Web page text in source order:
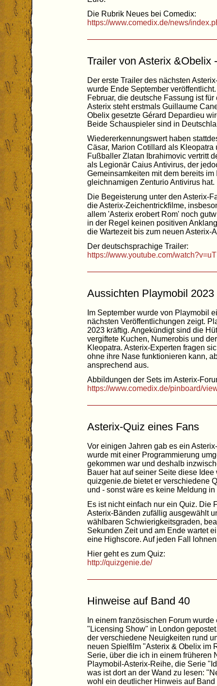
Die Rubrik Neues bei Comedix:
https://www.comedix.de/news/
Trailer von Asterix &Obelix
Der erste Trailer des nächsten
wurde Ende September
Februar, die deutsche Fassung ist
Asterix steht erstmals Guillaume
Obelix gesetzte Gérard Depardieu
Beide Schauspieler sind in
Wiedererkennungswert haben
Cäsar, Marion Cotillard als
Fußballer Zlatan Ibrahimovic vertritt
als Legionär Caius Antivirus, der
Gemeinsamkeiten mit dem bereits
gleichnamigen Zenturio Antivirus hat.
Die Begeisterung unter den Asterix-
die Asterix-Zeichentrickfilme,
allem 'Asterix erobert Rom' noch
in der Regel keinen positiven
die Wartezeit bis zum neuen Asterix-
Der deutschsprachige Trailer:
https://www.youtube.com/
Aussichten Playmobil 2023
Im September wurde von Playmobil
nächsten Veröffentlichungen zeigt.
2023 kräftig. Angekündigt sind die
vergiftete Kuchen, Numerobis und
Kleopatra. Asterix-Experten fragen
ohne ihre Nase funktionieren kann,
ansprechend aus.
Abbildungen der Sets im Asterix-
https://www.comedix.de/pinboard/
Asterix-Quiz eines Fans
Vor einigen Jahren gab es ein
wurde mit einer Programmierung
gekommen war und deshalb
Bauer hat auf seiner Seite diese
quizgenie.de bietet er verschiedene
und - sonst wäre es keine Meldung
Es ist nicht einfach nur ein Quiz. Die
Asterix-Bänden zufällig ausgewählt
wählbaren Schwierigkeitsgraden,
Sekunden Zeit und am Ende wartet
eine Highscore. Auf jeden Fall
Hier geht es zum Quiz:
http://quizgenie.de/
Hinweise auf Band 40
In einem französischen Forum
"Licensing Show" in London
der verschiedene Neuigkeiten rund
neuen Spielfilm "Asterix & Obelix im
Serie, über die ich in einem früheren
Playmobil-Asterix-Reihe, die Serie
was ist dort an der Wand zu lesen:
wohl ein deutlicher Hinweis auf